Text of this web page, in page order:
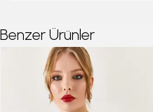
Benzer Ürünler